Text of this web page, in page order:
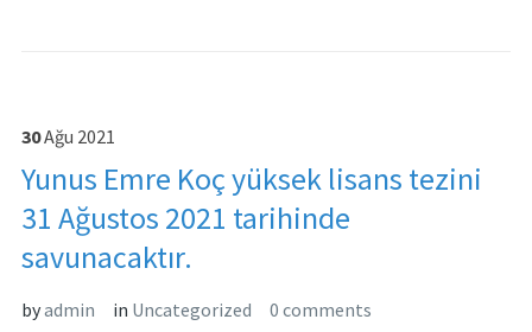
30Ağu 2021
Yunus Emre Koç yüksek lisans tezini
31 Ağustos 2021 tarihinde
savunacaktır.
byadmin in Uncategorized 0 comments